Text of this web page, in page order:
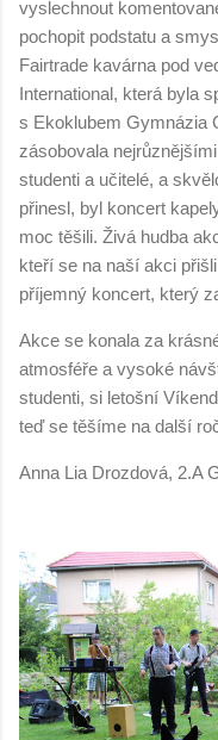
vyslechnout
pochopit podstatu a
Fairtrade kavárna pod
International, která byla
s Ekoklubem Gymnázia
zásobovala
studenti a učitelé, a
přinesl, byl koncert
moc těšili. Živá hudba
kteří se na naší akci
příjemný koncert, který
Akce se konala za
atmosféře a vysoké
studenti, si letošní
teď se těšíme na další
Anna Lia Drozdová, 2.A